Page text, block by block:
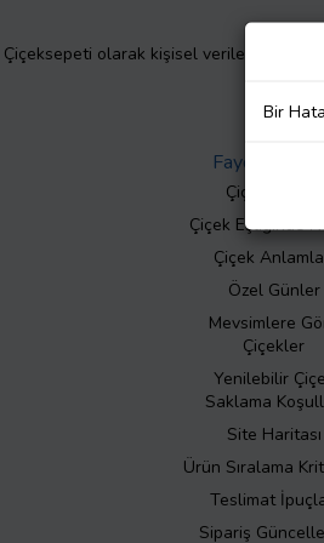
Çiçeksepeti olarak kişisel verilerinizin
Faydalı Bilgiler
Çiçek Bakımı
Çiçek Eşliğinde
Çiçek
Özel Günler
Mevsimlere
Çiçekler
Yenilebilir
Saklama
Site Haritası
Ürün Sıralama
Teslimat
Sipariş
Bir